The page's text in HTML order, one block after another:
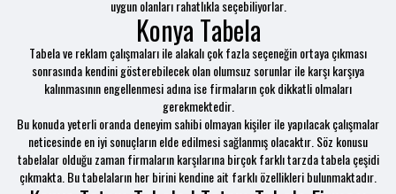
uygun olanları rahatlıkla seçebiliyorlar.
Konya Tabela
Tabela ve reklam çalışmaları ile alakalı çok fazla seçeneğin ortaya çıkması
sonrasında kendini gösterebilecek olan olumsuz sorunlar ile karşı karşıya
kalınmasının engellenmesi adına ise firmaların çok dikkatli olmaları
gerekmektedir.
Bu konuda yeterli oranda deneyim sahibi olmayan kişiler ile yapılacak çalışmalar
neticesinde en iyi sonuçların elde edilmesi sağlanmış olacaktır. Söz konusu
tabelalar olduğu zaman firmaların karşılarına birçok farklı tarzda tabela çeşidi
çıkmakta. Bu tabelaların her birini kendine ait farklı özellikleri bulunmaktadır.